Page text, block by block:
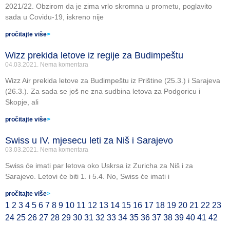
2021/22. Obzirom da je zima vrlo skromna u prometu, poglavito
sada u Covidu-19, iskreno nije
pročitajte više>
Wizz prekida letove iz regije za Budimpeštu
04.03.2021. Nema komentara
Wizz Air prekida letove za Budimpeštu iz Prištine (25.3.) i Sarajeva
(26.3.). Za sada se još ne zna sudbina letova za Podgoricu i
Skopje, ali
pročitajte više>
Swiss u IV. mjesecu leti za Niš i Sarajevo
03.03.2021. Nema komentara
Swiss će imati par letova oko Uskrsa iz Zuricha za Niš i za
Sarajevo. Letovi će biti 1. i 5.4. No, Swiss će imati i
pročitajte više>
1 2 3 4 5 6 7 8 9 10 11 12 13 14 15 16 17 18 19 20 21 22 23
24 25 26 27 28 29 30 31 32 33 34 35 36 37 38 39 40 41 42